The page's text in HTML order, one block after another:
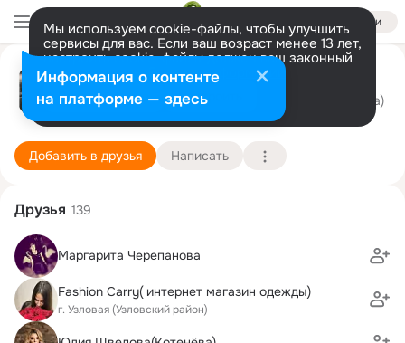
Войти
Мы используем cookie-файлы, чтобы улучшить
сервисы для вас. Если ваш возраст менее 13 лет,
настроить cookie-файлы должен ваш законный
представитель. Больше информации
Разрешить все Настроить
Просто Я
г. Новомосковск (Новомосковский район)
31 декабря (52 года)
1 школа
Подробнее
Добавить в друзья Написать
Друзья 139
Маргарита Черепанова
Fashion Carry( интернет магазин одежды)
г. Узловая (Узловский район)
Информация о контенте
на платформе — здесь